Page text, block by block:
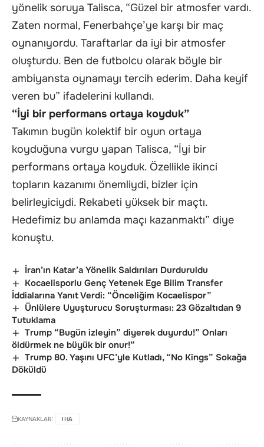
yönelik soruya Talisca, “Güzel bir atmosfer vardı.
Zaten normal, Fenerbahçe’ye karşı bir maç
oynanıyordu. Taraftarlar da iyi bir atmosfer
oluşturdu. Ben de futbolcu olarak böyle bir
ambiyansta oynamayı tercih ederim. Daha keyif
veren bu” ifadelerini kullandı.
“İyi bir performans ortaya koyduk”
Takımın bugün kolektif bir oyun ortaya
koyduğuna vurgu yapan Talisca, “İyi bir
performans ortaya koyduk. Özellikle ikinci
topların kazanımı önemliydi, bizler için
belirleyiciydi. Rekabeti yüksek bir maçtı.
Hedefimiz bu anlamda maçı kazanmaktı” diye
konuştu.
İran’ın Katar’a Yönelik Saldırıları Durduruldu
Kocaelisporlu Genç Yetenek Ege Bilim Transfer
İddialarına Yanıt Verdi: “Önceliğim Kocaelispor”
Ünlülere Uyuşturucu Soruşturması: 23 Gözaltıdan 9
Tutuklama
Trump “Bugün izleyin” diyerek duyurdu!” Onları
öldürmek ne büyük bir onur!”
Trump 80. Yaşını UFC’yle Kutladı, “No Kings” Sokağa
Döküldü
KAYNAKLAR: IHA